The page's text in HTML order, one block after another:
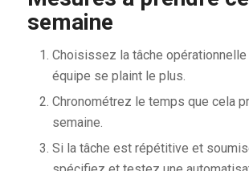
semaine
Choisissez la tâche
équipe se plaint le plus.
Chronométrez le temps que cela
semaine.
Si la tâche est répétitive et